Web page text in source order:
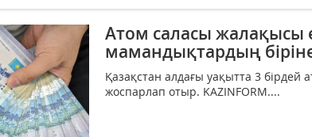
Атом саласы жалақысы
мамандықтардың
Қазақстан алдағы уақытта 3 бірдей
жоспарлап отыр. KAZINFORM....